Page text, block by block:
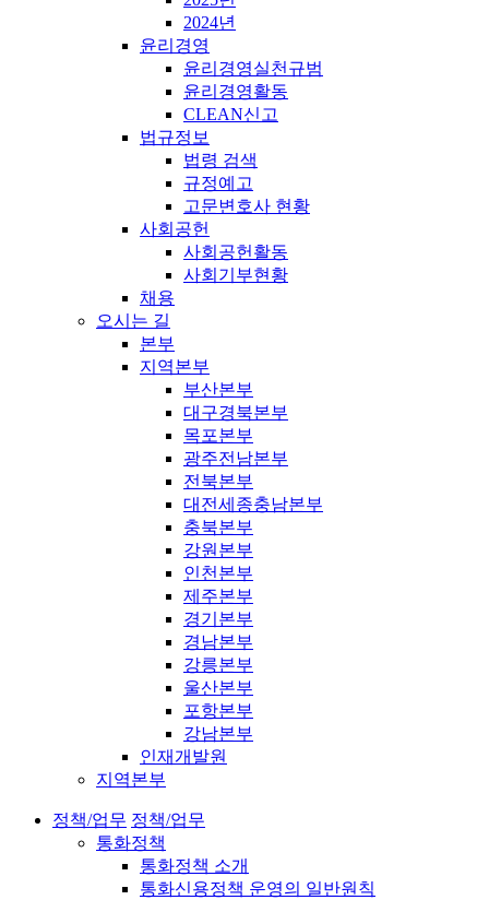
2024년
윤리경영
윤리경영실천규범
윤리경영활동
CLEAN신고
법규정보
법령 검색
규정예고
고문변호사 현황
사회공헌
사회공헌활동
사회기부현황
채용
오시는 길
본부
지역본부
부산본부
대구경북본부
목포본부
광주전남본부
전북본부
대전세종충남본부
충북본부
강원본부
인천본부
제주본부
경기본부
경남본부
강릉본부
울산본부
포항본부
강남본부
인재개발원
지역본부
정책/업무 정책/업무
통화정책
통화정책 소개
통화신용정책 운영의 일반원칙